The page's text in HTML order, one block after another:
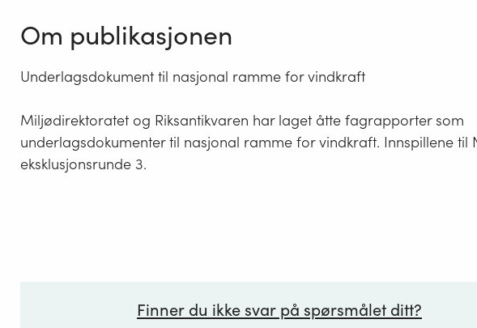
Om publikasjonen
Underlagsdokument til nasjonal ramme for vindkraft
Miljødirektoratet og Riksantikvaren har laget åtte fagrapporter som
underlagsdokumenter til nasjonal ramme for vindkraft. Innspillene til
eksklusjonsrunde 3.
Finner du ikke svar på spørsmålet ditt?